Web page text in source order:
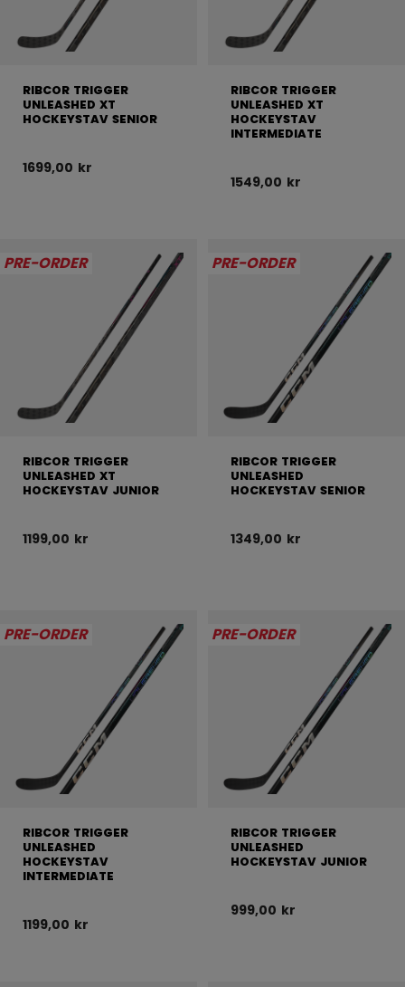
RIBCOR TRIGGER
UNLEASHED XT
HOCKEYSTAV SENIOR
1699,00 kr
RIBCOR TRIGGER
UNLEASHED XT
HOCKEYSTAV
INTERMEDIATE
1549,00 kr
PRE-ORDER
RIBCOR TRIGGER
UNLEASHED XT
HOCKEYSTAV JUNIOR
1199,00 kr
PRE-ORDER
RIBCOR TRIGGER
UNLEASHED
HOCKEYSTAV SENIOR
1349,00 kr
PRE-ORDER
RIBCOR TRIGGER
UNLEASHED
HOCKEYSTAV
INTERMEDIATE
1199,00 kr
PRE-ORDER
RIBCOR TRIGGER
UNLEASHED
HOCKEYSTAV JUNIOR
999,00 kr